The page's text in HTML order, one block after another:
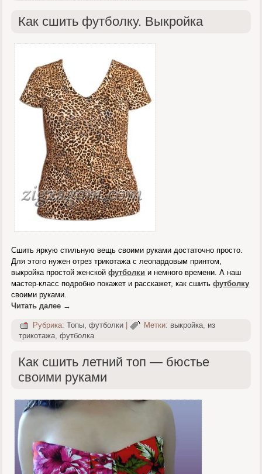
Как сшить футболку. Выкройка
Сшить яркую стильную вещь своими руками достаточно просто.
Для этого нужен отрез трикотажа с леопардовым принтом,
выкройка простой женскойфутболки и немного времени. А наш
мастер-класс подробно покажет и расскажет, как сшитьфутболку
своими руками.
Читать далее →
Рубрика: Топы, футболки | Метки: выкройка, из
трикотажа ,футболка
Как сшить летний топ — бюстье
своими руками